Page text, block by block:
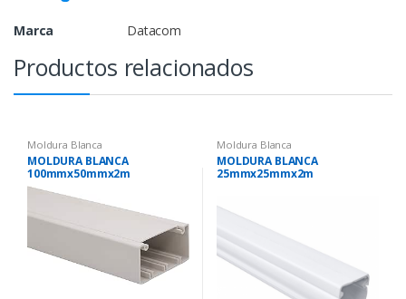
Marca Datacom
Productos relacionados
Moldura Blanca
MOLDURA BLANCA
100mmx50mmx2m
Moldura Blanca
MOLDURA BLANCA
25mmx25mmx2m